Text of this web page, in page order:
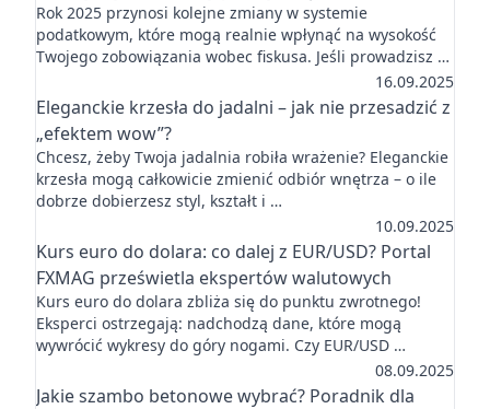
Rok 2025 przynosi kolejne zmiany w systemie
podatkowym, które mogą realnie wpłynąć na wysokość
Twojego zobowiązania wobec fiskusa. Jeśli prowadzisz …
16.09.2025
Eleganckie krzesła do jadalni – jak nie przesadzić z
„efektem wow”?
Chcesz, żeby Twoja jadalnia robiła wrażenie? Eleganckie
krzesła mogą całkowicie zmienić odbiór wnętrza – o ile
dobrze dobierzesz styl, kształt i …
10.09.2025
Kurs euro do dolara: co dalej z EUR/USD? Portal
FXMAG prześwietla ekspertów walutowych
Kurs euro do dolara zbliża się do punktu zwrotnego!
Eksperci ostrzegają: nadchodzą dane, które mogą
wywrócić wykresy do góry nogami. Czy EUR/USD …
08.09.2025
Jakie szambo betonowe wybrać? Poradnik dla